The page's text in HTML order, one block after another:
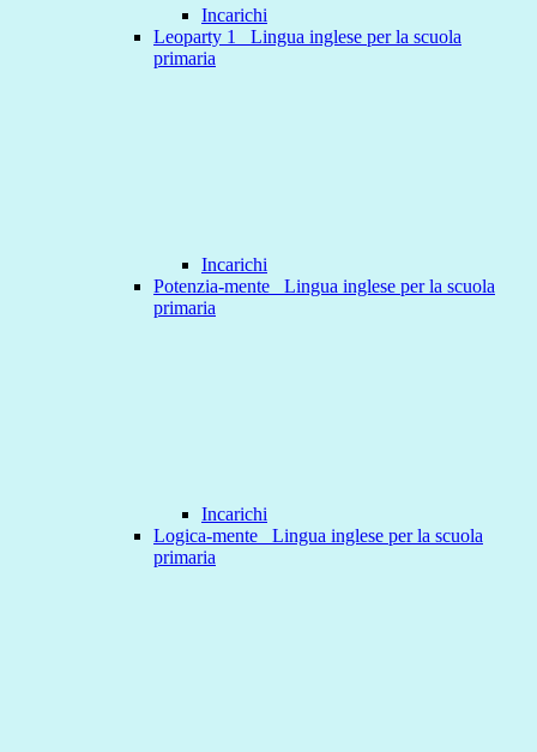
Incarichi
Leoparty 1 _Lingua inglese per la scuola
primaria
Incarichi
Potenzia-mente _Lingua inglese per la scuola
primaria
Incarichi
Logica-mente _Lingua inglese per la scuola
primaria